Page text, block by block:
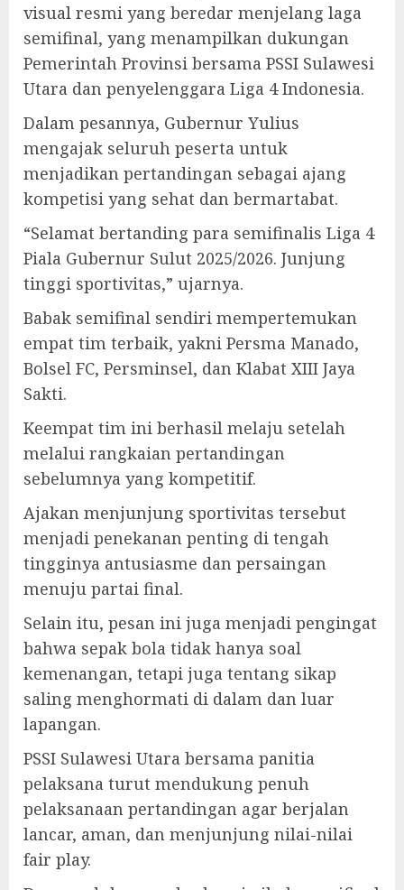
visual resmi yang beredar menjelang laga
semifinal, yang menampilkan dukungan
Pemerintah Provinsi bersama PSSI Sulawesi
Utara dan penyelenggara Liga 4 Indonesia.
Dalam pesannya, Gubernur Yulius
mengajak seluruh peserta untuk
menjadikan pertandingan sebagai ajang
kompetisi yang sehat dan bermartabat.
“Selamat bertanding para semifinalis Liga 4
Piala Gubernur Sulut 2025/2026. Junjung
tinggi sportivitas,” ujarnya.
Babak semifinal sendiri mempertemukan
empat tim terbaik, yakni Persma Manado,
Bolsel FC, Persminsel, dan Klabat XIII Jaya
Sakti.
Keempat tim ini berhasil melaju setelah
melalui rangkaian pertandingan
sebelumnya yang kompetitif.
Ajakan menjunjung sportivitas tersebut
menjadi penekanan penting di tengah
tingginya antusiasme dan persaingan
menuju partai final.
Selain itu, pesan ini juga menjadi pengingat
bahwa sepak bola tidak hanya soal
kemenangan, tetapi juga tentang sikap
saling menghormati di dalam dan luar
lapangan.
PSSI Sulawesi Utara bersama panitia
pelaksana turut mendukung penuh
pelaksanaan pertandingan agar berjalan
lancar, aman, dan menjunjung nilai-nilai
fair play.